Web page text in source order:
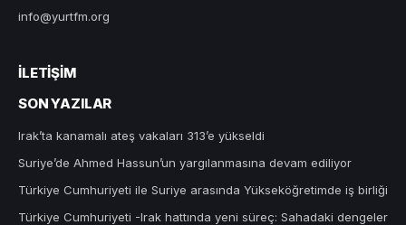
info@yurtfm.org
İLETIŞIM
SON YAZILAR
Irak’ta kanamalı ateş vakaları 313’e yükseldi
Suriye’de Ahmed Hassun’un yargılanmasına devam ediliyor
Türkiye Cumhuriyeti ile Suriye arasında Yükseköğretimde iş birliği
Türkiye Cumhuriyeti -Irak hattında yeni süreç: Sahadaki dengeler